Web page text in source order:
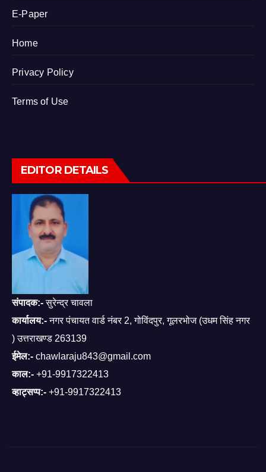
E-Paper
Home
Privacy Policy
Terms of Use
EDITOR DETAILS
संपादक:-सुरेन्द्र चावला
कार्यालय:-नगर पंचायत वार्ड नंबर 2, गोविंदपुर, गूलरभोज (उधम सिंह नगर
) उत्तराखण्ड 263139
ईमेल:- chawlaraju843@gmail.com
काल:- +91-9917322413
व्हाट्सप्प:- +91-9917322413